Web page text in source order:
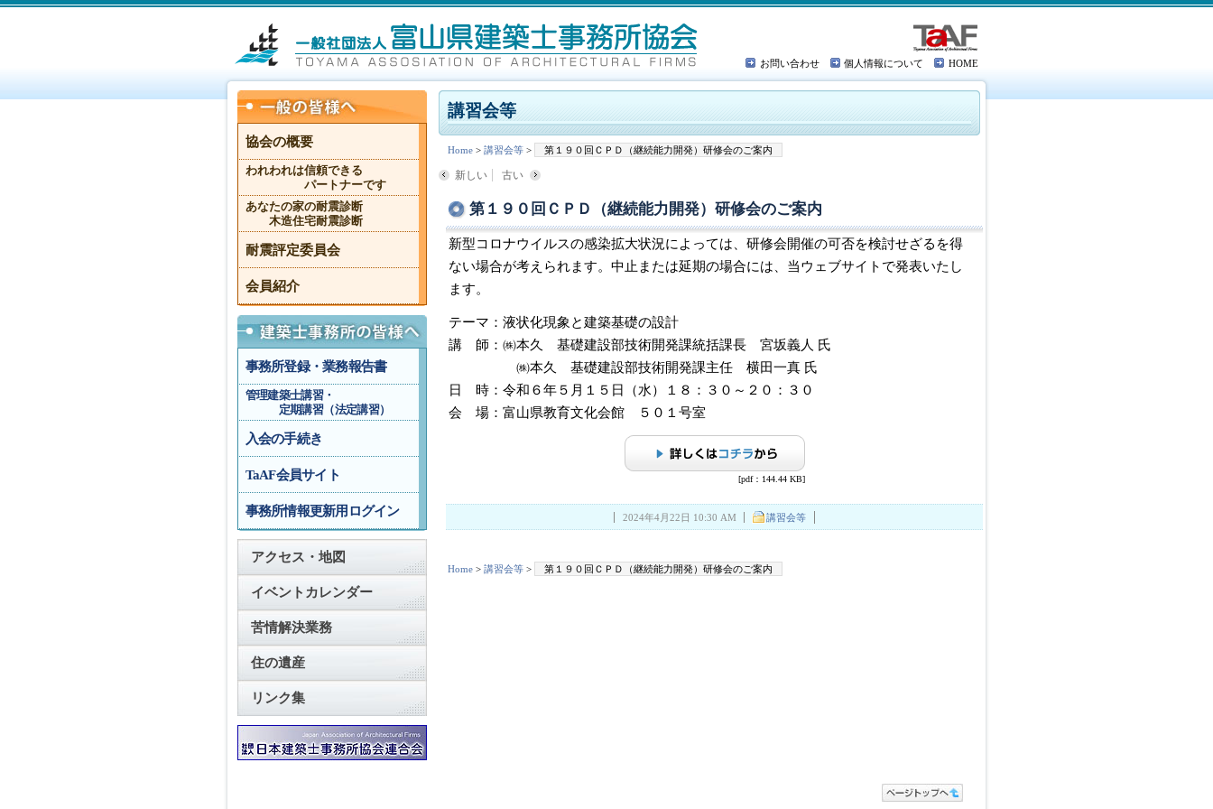
お問い合わせ 個人情報について HOME
講習会等
Home > 講習会等 > 第１９０回ＣＰＤ（継続能力開発）研修会のご案内
新しい 古い
第１９０回ＣＰＤ（継続能力開発）研修会のご案内
新型コロナウイルスの感染拡大状況によっては、研修会開催の可否を検討せざるを得
ない場合が考えられます。中止または延期の場合には、当ウェブサイトで発表いたし
ます。
テーマ：液状化現象と建築基礎の設計
講 師：㈱本久 基礎建設部技術開発課統括課長 宮坂義人 氏
㈱本久 基礎建設部技術開発課主任 横田一真 氏
日 時：令和６年５月１５日（水）１８：３０～２０：３０
会 場：富山県教育文化会館 ５０１号室
[pdf：144.44 KB]
2024年4月22日 10:30 AM 講習会等
Home > 講習会等 > 第１９０回ＣＰＤ（継続能力開発）研修会のご案内
協会の概要
われわれは信頼できる
パートナーです
あなたの家の耐震診断
木造住宅耐震診断
耐震評定委員会
会員紹介
事務所登録・業務報告書
管理建築士講習・
定期講習（法定講習）
入会の手続き
TaAF会員サイト
事務所情報更新用ログイン
アクセス・地図
イベントカレンダー
苦情解決業務
住の遺産
リンク集